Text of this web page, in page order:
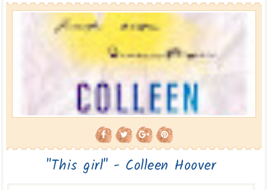
"This girl" - Colleen Hoover